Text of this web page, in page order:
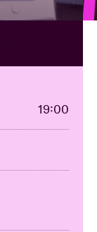
19:00